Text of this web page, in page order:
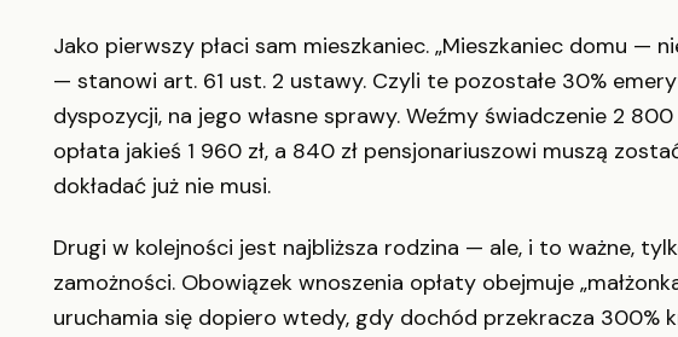
Jako pierwszy płaci sam mieszkaniec. „Mieszkaniec domu —
— stanowi art. 61 ust. 2 ustawy. Czyli te pozostałe 30%
dyspozycji, na jego własne sprawy. Weźmy świadczenie 2
opłata jakieś 1 960 zł, a 840 zł pensjonariuszowi muszą
dokładać już nie musi.
Drugi w kolejności jest najbliższa rodzina — ale, i to ważne,
zamożności. Obowiązek wnoszenia opłaty obejmuje
uruchamia się dopiero wtedy, gdy dochód przekracza 300%